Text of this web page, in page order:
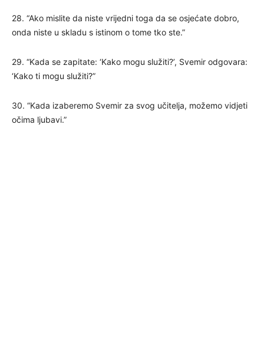
28. “Ako mislite da niste vrijedni toga da se osjećate dobro,
onda niste u skladu s istinom o tome tko ste.”
29. “Kada se zapitate: ‘Kako mogu služiti?’, Svemir odgovara:
‘Kako ti mogu služiti?”
30. “Kada izaberemo Svemir za svog učitelja, možemo vidjeti
očima ljubavi.”